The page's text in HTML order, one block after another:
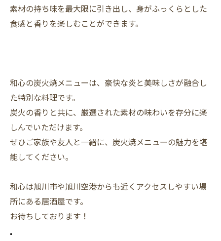
素材の持ち味を最大限に引き出し、身がふっくらとした
食感と香りを楽しむことができます。
和心の炭火焼メニューは、豪快な炎と美味しさが融合し
た特別な料理です。
炭火の香りと共に、厳選された素材の味わいを存分に楽
しんでいただけます。
ぜひご家族や友人と一緒に、炭火焼メニューの魅力を堪
能してください。
和心は旭川市や旭川空港からも近くアクセスしやすい場
所にある居酒屋です。
お待ちしております！